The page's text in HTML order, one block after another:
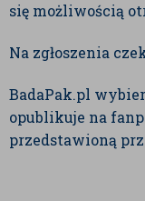
się możliwością
Na zgłoszenia
BadaPak.pl
opublikuje na
przedstawioną